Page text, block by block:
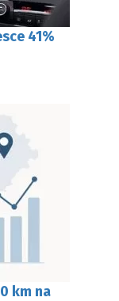
41%
km na